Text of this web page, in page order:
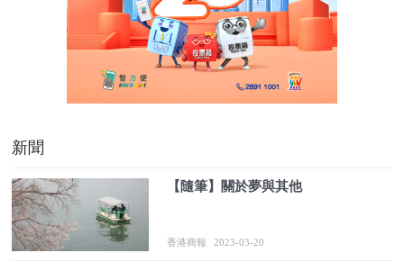
新聞
【隨筆】關於夢與其他
香港商報 2023-03-20